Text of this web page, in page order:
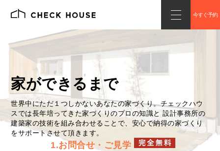
今すぐ予約
家ができるまで
世界中にただ１つしかないあなたの家づくり。チェックハウ
スでは長年培ってきた家づくりのプロの知識と 設計事務所の
建築家の技術を組み合わせることで、安心で納得の家づくり
をサポートさせて頂きます。
1.お問合せ・ご見学